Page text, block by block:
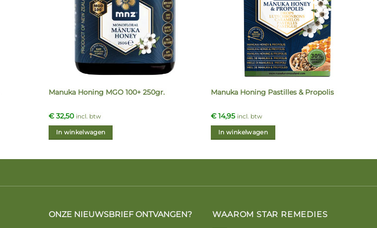
Manuka Honing MGO 100+ 250gr.
€32,50 incl. btw
In winkelwagen
Manuka Honing Pastilles & Propolis
€14,95 incl. btw
In winkelwagen
ONZE NIEUWSBRIEF ONTVANGEN? WAAROM STAR REMEDIES